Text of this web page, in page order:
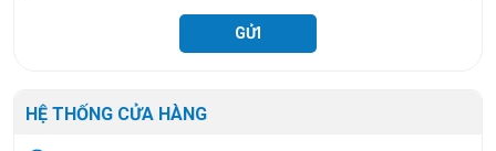
HỆ THỐNG CỬA HÀNG